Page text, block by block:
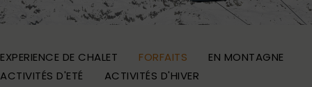
EXPERIENCE DE CHALET FORFAITS
EN MONTAGNE
ACTIVITÉS D'ETÉ
ACTIVITÉS D'HIVER